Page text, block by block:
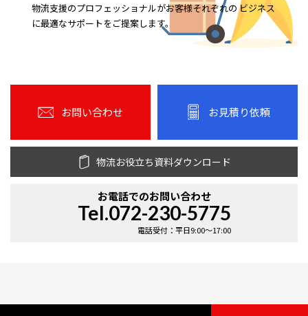
物流支援のプロフェッショナルがお客様それぞれの ビジネス
に最適なサポートをご提案します。
お問い合わせ お見積り依頼
物流お役立ち資料ダウンロード
お電話でのお問い合わせ
Tel.072-230-5775
電話受付：平日9:00〜17:00